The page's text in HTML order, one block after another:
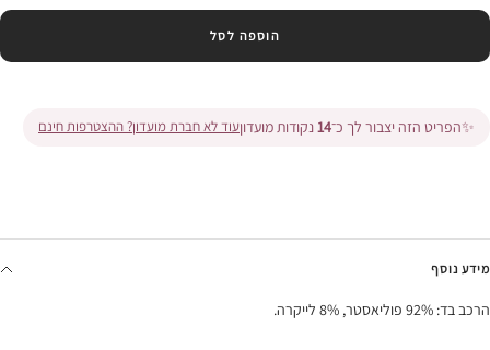
הוספה לסל
✨הפריט הזה יצבור לך כ־14נקודות מועדוןעוד לא חברת מועדון? ההצטרפות חינם
מידע נוסף
הרכב בד: 92% פוליאסטר, 8% לייקרה.